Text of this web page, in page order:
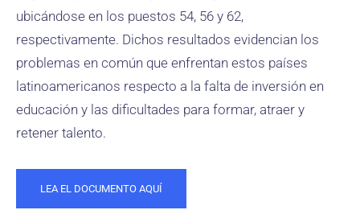
ubicándose en los puestos 54, 56 y 62,
respectivamente. Dichos resultados evidencian los
problemas en común que enfrentan estos países
latinoamericanos respecto a la falta de inversión en
educación y las dificultades para formar, atraer y
retener talento.
LEA EL DOCUMENTO AQUÍ